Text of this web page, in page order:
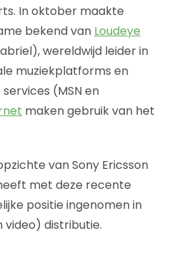
In oktober maakte
bekend van Loudeye
wereldwijd leider in
muziekplatforms en
(MSN en
maken gebruik van het
van Sony Ericsson
met deze recente
positie ingenomen in
video) distributie.